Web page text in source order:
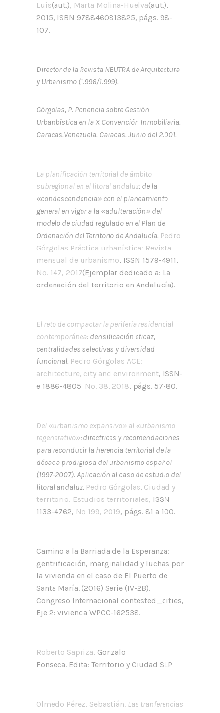
Luis(aut.), Marta Molina-Huelva(aut.),
2015, ISBN 9788460813825, págs. 98-
107.
Director de la Revista NEUTRA de Arquitectura
y Urbanismo (1.996/1.999).
Górgolas, P. Ponencia sobre Gestión
Urbanbística en la X Convención Inmobiliaria.
Caracas.Venezuela. Caracas. Junio del 2.001.
La planificación territorial de ámbito
subregional en el litoral andaluz: de la
«condescendencia» con el planeamiento
general en vigor a la «adulteración» del
modelo de ciudad regulado en el Plan de
Ordenación del Territorio de Andalucía. Pedro
Górgolas Práctica urbanística: Revista
mensual de urbanismo, ISSN 1579-4911,
Nº. 147, 2017(Ejemplar dedicado a: La
ordenación del territorio en Andalucía).
El reto de compactar la periferia residencial
contemporánea: densificación eficaz,
centralidades selectivas y diversidad
funcional. Pedro Górgolas ACE:
architecture, city and environment, ISSN-
e 1886-4805, Nº. 38, 2018, págs. 57-80.
Del «urbanismo expansivo» al «urbanismo
regenerativo»: directrices y recomendaciones
para reconducir la herencia territorial de la
década prodigiosa del urbanismo español
(1997-2007). Aplicación al caso de estudio del
litoral andaluz. Pedro Górgolas. Ciudad y
territorio: Estudios territoriales, ISSN
1133-4762, Nº 199, 2019, págs. 81 a 100.
Camino a la Barriada de la Esperanza:
gentrificación, marginalidad y luchas por
la vivienda en el caso de El Puerto de
Santa María. (2016) Serie (IV-2B).
Congreso Internacional contested_cities,
Eje 2: vivienda WPCC-162538.
Roberto Sapriza, Gonzalo
Fonseca. Edita: Territorio y Ciudad SLP
Olmedo Pérez, Sebastián. Las tranferencias